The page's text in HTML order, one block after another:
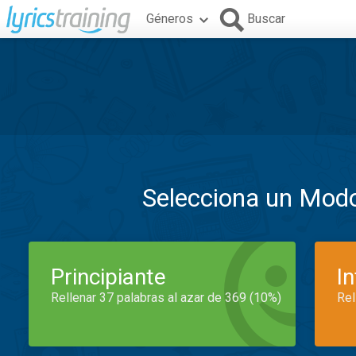
Géneros Buscar
Selecciona un
Principiante
Rellenar 37 palabras al azar de 369 (10%)